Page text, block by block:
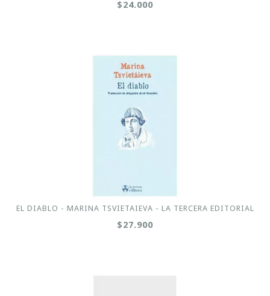
$24.000
EL DIABLO - MARINA TSVIETAIEVA - LA TERCERA EDITORIAL
$27.900